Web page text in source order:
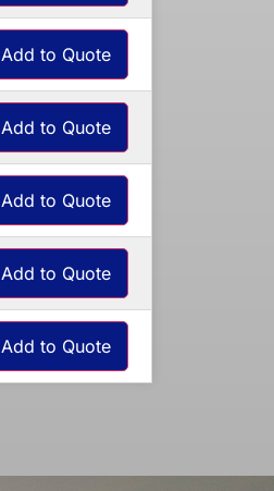
Add to Quote
Add to Quote
Add to Quote
Add to Quote
Add to Quote